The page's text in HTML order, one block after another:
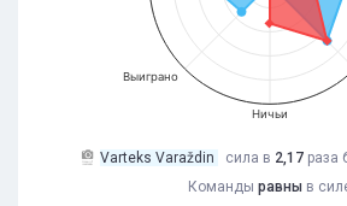
Ничьи
Выиграно
Varteks Varaždin сила в 2,17 раза
Команды равны в